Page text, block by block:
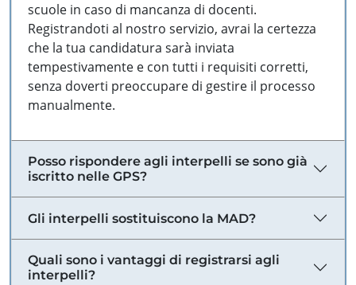
scuole in caso di mancanza di docenti.
Registrandoti al nostro servizio, avrai la certezza
che la tua candidatura sarà inviata
tempestivamente e con tutti i requisiti corretti,
senza doverti preoccupare di gestire il processo
manualmente.
Posso rispondere agli interpelli se sono già
iscritto nelle GPS?
Gli interpelli sostituiscono la MAD?
Quali sono i vantaggi di registrarsi agli
interpelli?